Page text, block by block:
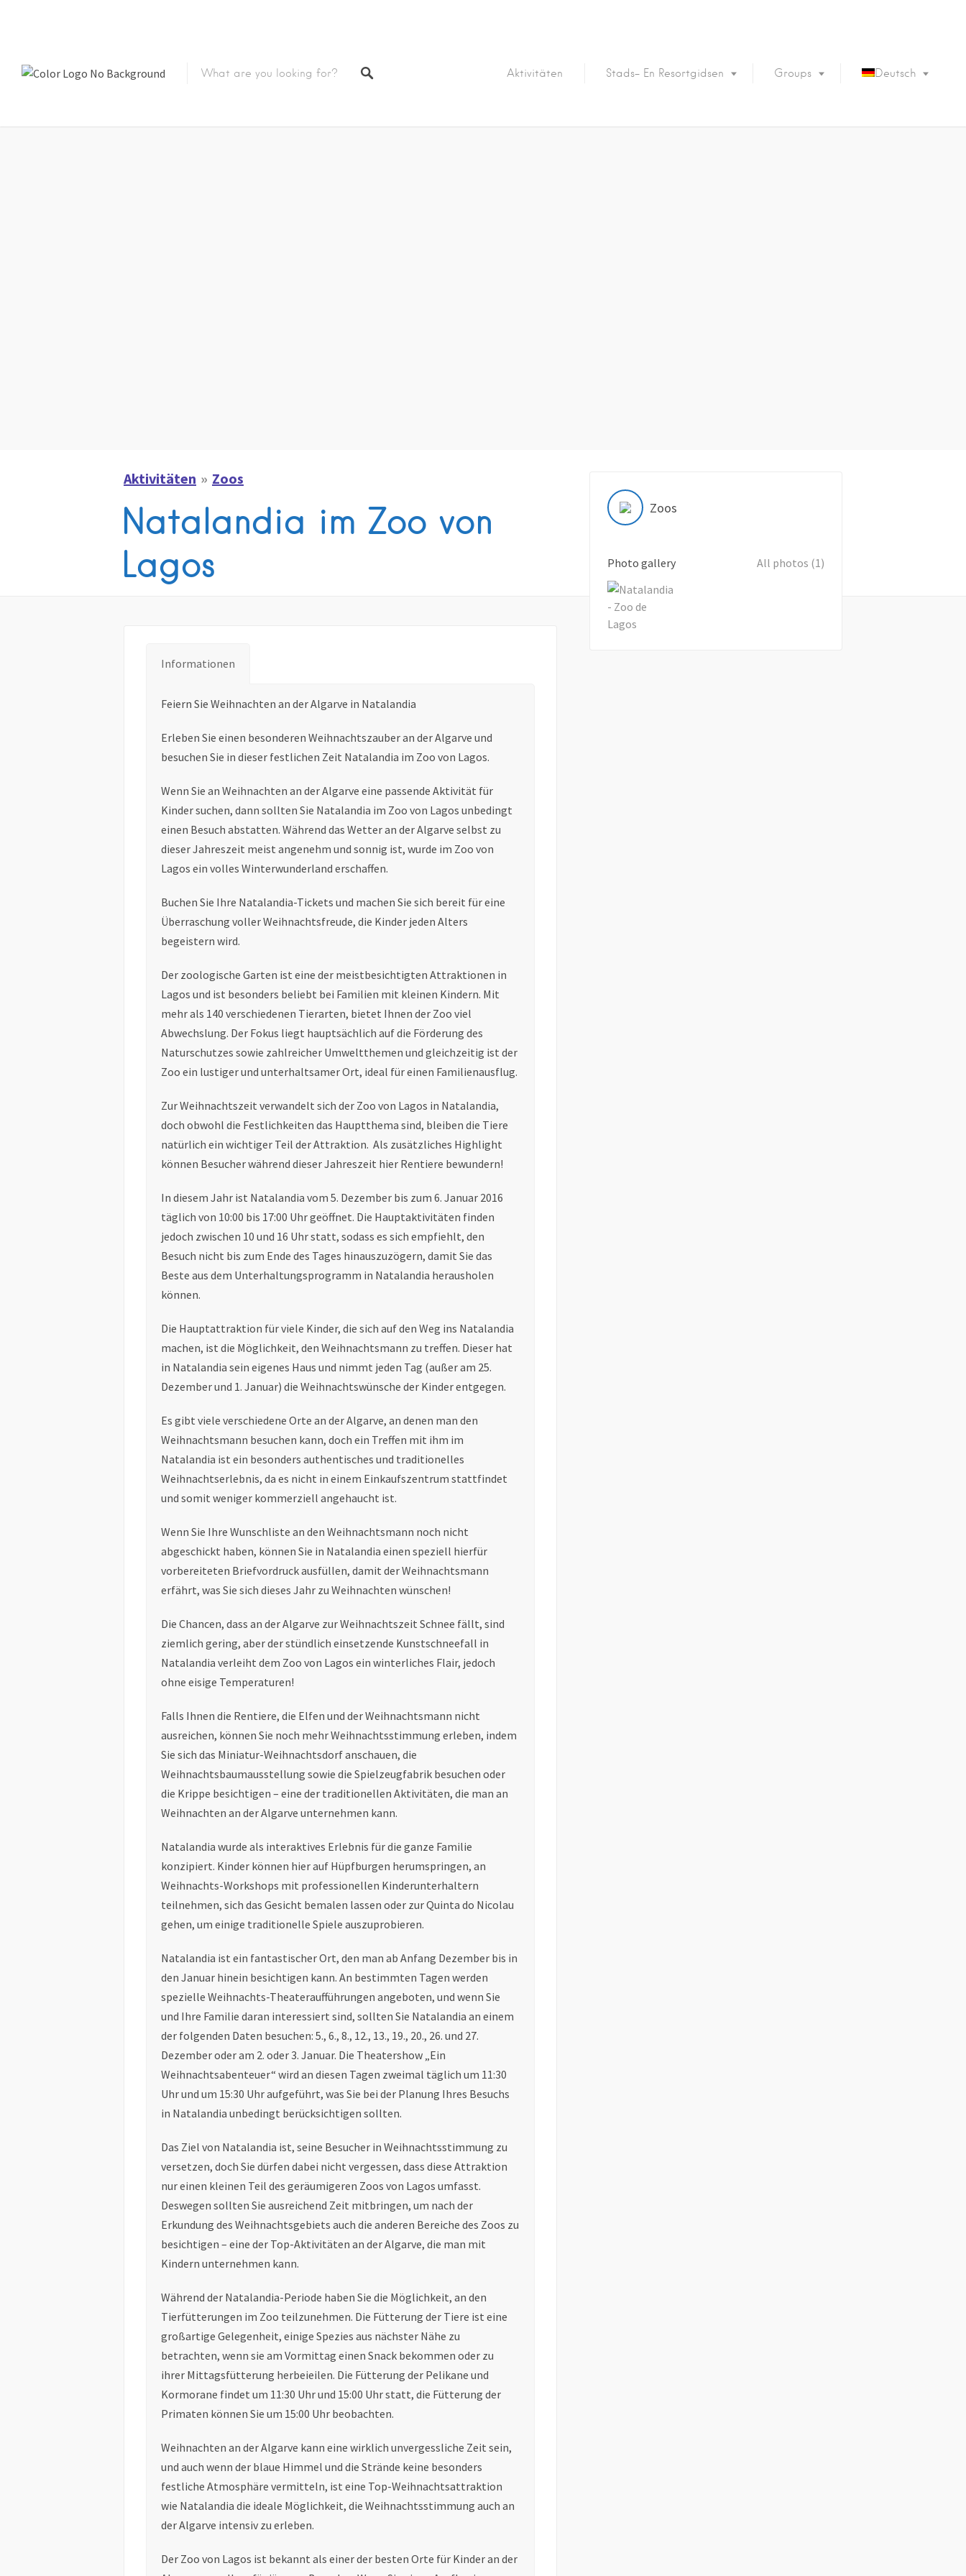
Aktivitäten Stads- En Resortgidsen Groups Deutsch
Aktivitäten Zoos
Natalandia im Zoo von
Lagos
Informationen
Feiern Sie Weihnachten an der Algarve in Natalandia
Erleben Sie einen besonderen Weihnachtszauber an der Algarve und
besuchen Sie in dieser festlichen Zeit Natalandia im Zoo von Lagos.
Wenn Sie an Weihnachten an der Algarve eine passende Aktivität für
Kinder suchen, dann sollten Sie Natalandia im Zoo von Lagos unbedingt
einen Besuch abstatten. Während das Wetter an der Algarve selbst zu
dieser Jahreszeit meist angenehm und sonnig ist, wurde im Zoo von
Lagos ein volles Winterwunderland erschaffen.
Buchen Sie Ihre Natalandia-Tickets und machen Sie sich bereit für eine
Überraschung voller Weihnachtsfreude, die Kinder jeden Alters
begeistern wird.
Der zoologische Garten ist eine der meistbesichtigten Attraktionen in
Lagos und ist besonders beliebt bei Familien mit kleinen Kindern. Mit
mehr als 140 verschiedenen Tierarten, bietet Ihnen der Zoo viel
Abwechslung. Der Fokus liegt hauptsächlich auf die Förderung des
Naturschutzes sowie zahlreicher Umweltthemen und gleichzeitig ist der
Zoo ein lustiger und unterhaltsamer Ort, ideal für einen Familienausflug.
Zur Weihnachtszeit verwandelt sich der Zoo von Lagos in Natalandia,
doch obwohl die Festlichkeiten das Hauptthema sind, bleiben die Tiere
natürlich ein wichtiger Teil der Attraktion. Als zusätzliches Highlight
können Besucher während dieser Jahreszeit hier Rentiere bewundern!
In diesem Jahr ist Natalandia vom 5. Dezember bis zum 6. Januar 2016
täglich von 10:00 bis 17:00 Uhr geöffnet. Die Hauptaktivitäten finden
jedoch zwischen 10 und 16 Uhr statt, sodass es sich empfiehlt, den
Besuch nicht bis zum Ende des Tages hinauszuzögern, damit Sie das
Beste aus dem Unterhaltungsprogramm in Natalandia herausholen
können.
Die Hauptattraktion für viele Kinder, die sich auf den Weg ins Natalandia
machen, ist die Möglichkeit, den Weihnachtsmann zu treffen. Dieser hat
in Natalandia sein eigenes Haus und nimmt jeden Tag (außer am 25.
Dezember und 1. Januar) die Weihnachtswünsche der Kinder entgegen.
Es gibt viele verschiedene Orte an der Algarve, an denen man den
Weihnachtsmann besuchen kann, doch ein Treffen mit ihm im
Natalandia ist ein besonders authentisches und traditionelles
Weihnachtserlebnis, da es nicht in einem Einkaufszentrum stattfindet
und somit weniger kommerziell angehaucht ist.
Wenn Sie Ihre Wunschliste an den Weihnachtsmann noch nicht
abgeschickt haben, können Sie in Natalandia einen speziell hierfür
vorbereiteten Briefvordruck ausfüllen, damit der Weihnachtsmann
erfährt, was Sie sich dieses Jahr zu Weihnachten wünschen!
Die Chancen, dass an der Algarve zur Weihnachtszeit Schnee fällt, sind
ziemlich gering, aber der stündlich einsetzende Kunstschneefall in
Natalandia verleiht dem Zoo von Lagos ein winterliches Flair, jedoch
ohne eisige Temperaturen!
Falls Ihnen die Rentiere, die Elfen und der Weihnachtsmann nicht
ausreichen, können Sie noch mehr Weihnachtsstimmung erleben, indem
Sie sich das Miniatur-Weihnachtsdorf anschauen, die
Weihnachtsbaumausstellung sowie die Spielzeugfabrik besuchen oder
die Krippe besichtigen – eine der traditionellen Aktivitäten, die man an
Weihnachten an der Algarve unternehmen kann.
Natalandia wurde als interaktives Erlebnis für die ganze Familie
konzipiert. Kinder können hier auf Hüpfburgen herumspringen, an
Weihnachts-Workshops mit professionellen Kinderunterhaltern
teilnehmen, sich das Gesicht bemalen lassen oder zur Quinta do Nicolau
gehen, um einige traditionelle Spiele auszuprobieren.
Natalandia ist ein fantastischer Ort, den man ab Anfang Dezember bis in
den Januar hinein besichtigen kann. An bestimmten Tagen werden
spezielle Weihnachts-Theateraufführungen angeboten, und wenn Sie
und Ihre Familie daran interessiert sind, sollten Sie Natalandia an einem
der folgenden Daten besuchen: 5., 6., 8., 12., 13., 19., 20., 26. und 27.
Dezember oder am 2. oder 3. Januar. Die Theatershow „Ein
Weihnachtsabenteuer“ wird an diesen Tagen zweimal täglich um 11:30
Uhr und um 15:30 Uhr aufgeführt, was Sie bei der Planung Ihres Besuchs
in Natalandia unbedingt berücksichtigen sollten.
Das Ziel von Natalandia ist, seine Besucher in Weihnachtsstimmung zu
versetzen, doch Sie dürfen dabei nicht vergessen, dass diese Attraktion
nur einen kleinen Teil des geräumigeren Zoos von Lagos umfasst.
Deswegen sollten Sie ausreichend Zeit mitbringen, um nach der
Erkundung des Weihnachtsgebiets auch die anderen Bereiche des Zoos zu
besichtigen – eine der Top-Aktivitäten an der Algarve, die man mit
Kindern unternehmen kann.
Während der Natalandia-Periode haben Sie die Möglichkeit, an den
Tierfütterungen im Zoo teilzunehmen. Die Fütterung der Tiere ist eine
großartige Gelegenheit, einige Spezies aus nächster Nähe zu
betrachten, wenn sie am Vormittag einen Snack bekommen oder zu
ihrer Mittagsfütterung herbeieilen. Die Fütterung der Pelikane und
Kormorane findet um 11:30 Uhr und 15:00 Uhr statt, die Fütterung der
Primaten können Sie um 15:00 Uhr beobachten.
Weihnachten an der Algarve kann eine wirklich unvergessliche Zeit sein,
und auch wenn der blaue Himmel und die Strände keine besonders
festliche Atmosphäre vermitteln, ist eine Top-Weihnachtsattraktion
wie Natalandia die ideale Möglichkeit, die Weihnachtsstimmung auch an
der Algarve intensiv zu erleben.
Der Zoo von Lagos ist bekannt als einer der besten Orte für Kinder an der
Zoos
Photo gallery All photos (1)